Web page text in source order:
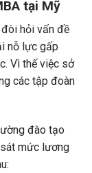
tại Mỹ
đòi hỏi vấn đề
nỗ lực gấp
Vì thế việc sở
các tập đoàn
đào tạo
mức lương